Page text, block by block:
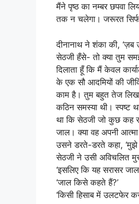
मैंने पृष्ठ का नम्बर छपवा
तक न चलेगा। जरूरत
दीनानाथ ने शंका की,
सेठजी हँसे- तो क्या तुम
दिलाता हूँ कि मैं केवल
के एक सौ आदमियों की
काम है। तुम बहुत तेज
कठिन समस्या थी। स्पष्ट
था कि सेठजी जो कुछ कह
जाल। क्या वह अपनी आत्मा
उसने डरते-डरते कहा,
सेठजी ने उसी अविचलित
‘इसलिए कि यह सरासर
‘जाल किसे कहते हैं?’
‘किसी हिसाब में उलटफेर